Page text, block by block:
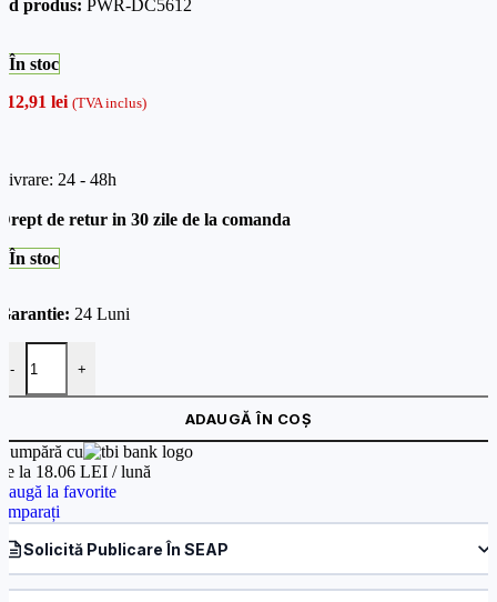
produs: PWR-DC5612
În stoc
lei (TVA inclus)
24 - 48h
de retur in 30 zile de la comanda
În stoc
24 Luni
-
Injector PoE++ 65W, DC56V/1.16A - UNV PWR-DC5612
+
ADAUGĂ ÎN COȘ
cu
la 18.06 LEI / lună
la favorite
Solicită Publicare În SEAP